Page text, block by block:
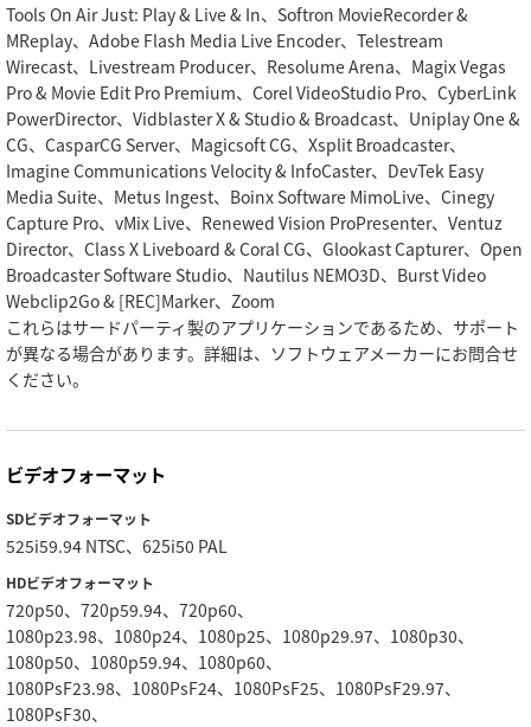
Tools On Air Just: Play & Live & In、Softron MovieRecorder &
MReplay、Adobe Flash Media Live Encoder、Telestream
Wirecast、Livestream Producer、Resolume Arena、Magix Vegas
Pro & Movie Edit Pro Premium、Corel VideoStudio Pro、CyberLink
PowerDirector、Vidblaster X & Studio & Broadcast、Uniplay One &
CG、CasparCG Server、Magicsoft CG、Xsplit Broadcaster、
Imagine Communications Velocity & InfoCaster、DevTek Easy
Media Suite、Metus Ingest、Boinx Software MimoLive、Cinegy
Capture Pro、vMix Live、Renewed Vision ProPresenter、Ventuz
Director、Class X Liveboard & Coral CG、Glookast Capturer、Open
Broadcaster Software Studio、Nautilus NEMO3D、Burst Video
Webclip2Go & [REC]Marker、Zoom
これらはサードパーティ製のアプリケーションであるため、サポート
が異なる場合があります。詳細は、ソフトウェアメーカーにお問合せ
ください。
ビデオフォーマット
SDビデオフォーマット
525i59.94 NTSC、625i50 PAL
HDビデオフォーマット
720p50、720p59.94、720p60、
1080p23.98、1080p24、1080p25、1080p29.97、1080p30、
1080p50、1080p59.94、1080p60、
1080PsF23.98、1080PsF24、1080PsF25、1080PsF29.97、
1080PsF30、